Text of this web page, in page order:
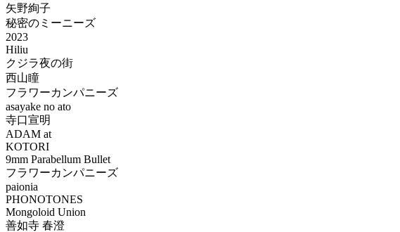
矢野絢子
秘密のミーニーズ
2023
Hiliu
クジラ夜の街
西山瞳
フラワーカンパニーズ
asayake no ato
寺口宣明
ADAM at
KOTORI
9mm Parabellum Bullet
フラワーカンパニーズ
paionia
PHONOTONES
Mongoloid Union
善如寺 春澄